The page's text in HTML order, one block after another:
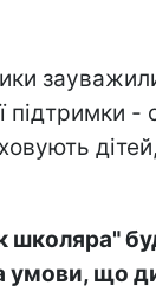
підтримки -
школяра"
умови, що